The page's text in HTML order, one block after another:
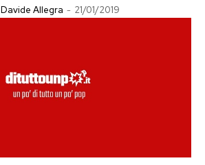
Davide Allegra - 21/01/2019